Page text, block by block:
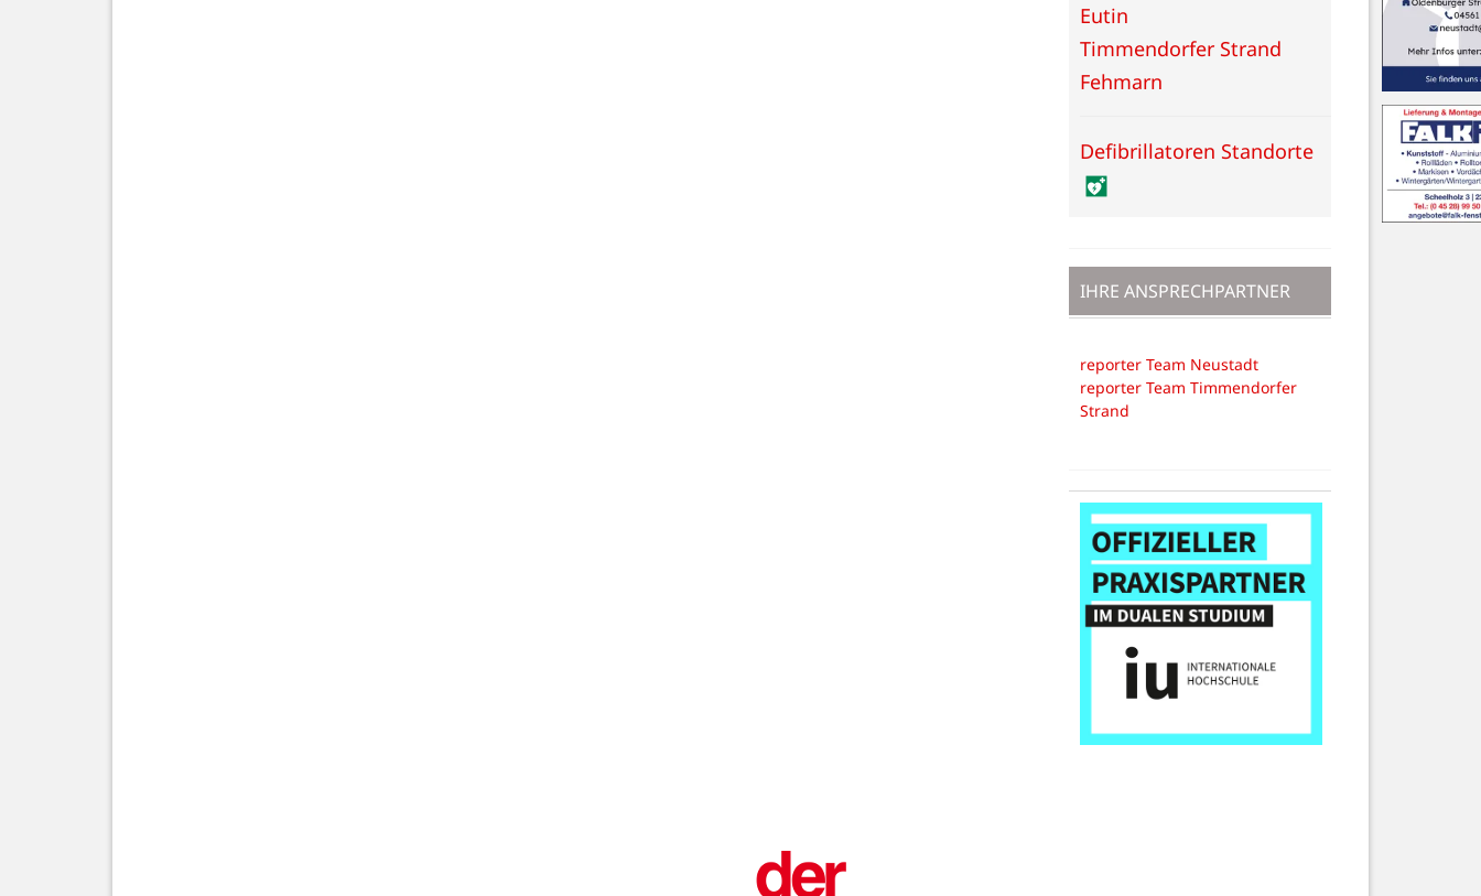
Eutin
Timmendorfer Strand
Fehmarn
Defibrillatoren Standorte
IHRE ANSPRECHPARTNER
reporter Team Neustadt
reporter Team Timmendorfer
Strand